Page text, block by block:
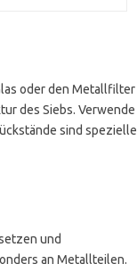
oder den Metallfilter
des Siebs. Verwende
sind spezielle
und
an Metallteilen.